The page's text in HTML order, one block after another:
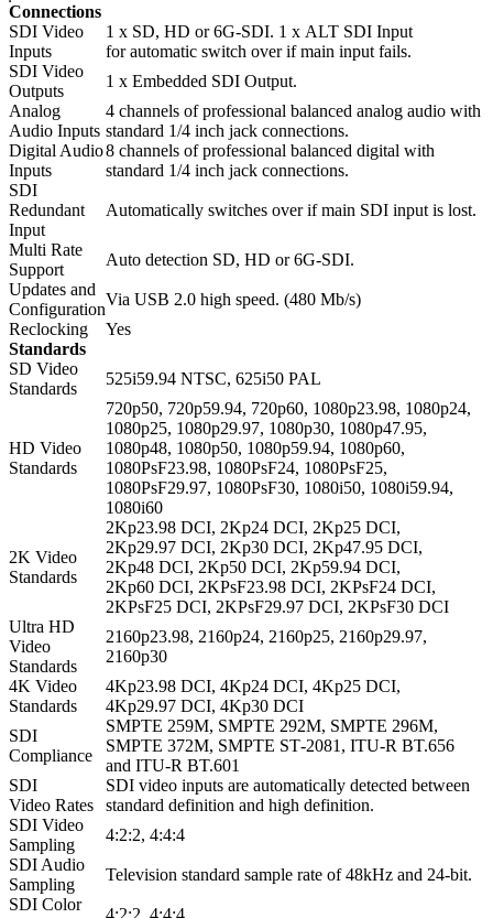
Connections
SDI Video
Inputs
1 x SD, HD or 6G‑SDI. 1 x ALT SDI Input
for automatic switch over if main input fails.
SDI Video
Outputs
1 x Embedded SDI Output.
Analog
Audio Inputs
4 channels of professional balanced analog audio with
standard 1/4 inch jack connections.
Digital Audio
Inputs
8 channels of professional balanced digital with
standard 1/4 inch jack connections.
SDI
Redundant
Input
Automatically switches over if main SDI input is lost.
Multi Rate
Support
Auto detection SD, HD or 6G‑SDI.
Updates and
Configuration
Via USB 2.0 high speed. (480 Mb/s)
Reclocking
Yes
Standards
SD Video
Standards
525i59.94 NTSC, 625i50 PAL
HD Video
Standards
720p50, 720p59.94, 720p60, 1080p23.98, 1080p24,
1080p25, 1080p29.97, 1080p30, 1080p47.95,
1080p48, 1080p50, 1080p59.94, 1080p60,
1080PsF23.98, 1080PsF24, 1080PsF25,
1080PsF29.97, 1080PsF30, 1080i50, 1080i59.94,
1080i60
2K Video
Standards
2Kp23.98 DCI, 2Kp24 DCI, 2Kp25 DCI,
2Kp29.97 DCI, 2Kp30 DCI, 2Kp47.95 DCI,
2Kp48 DCI, 2Kp50 DCI, 2Kp59.94 DCI,
2Kp60 DCI, 2KPsF23.98 DCI, 2KPsF24 DCI,
2KPsF25 DCI, 2KPsF29.97 DCI, 2KPsF30 DCI
Ultra HD
Video
Standards
2160p23.98, 2160p24, 2160p25, 2160p29.97,
2160p30
4K Video
Standards
4Kp23.98 DCI, 4Kp24 DCI, 4Kp25 DCI,
4Kp29.97 DCI, 4Kp30 DCI
SDI
Compliance
SMPTE 259M, SMPTE 292M, SMPTE 296M,
SMPTE 372M, SMPTE ST‑2081, ITU‑R BT.656
and ITU‑R BT.601
SDI
Video Rates
SDI video inputs are automatically detected between
standard definition and high definition.
SDI Video
Sampling
4:2:2, 4:4:4
SDI Audio
Sampling
Television standard sample rate of 48kHz and 24‑bit.
SDI Color
4:2:2, 4:4:4